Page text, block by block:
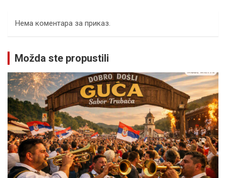
Нема коментара за приказ.
Možda ste propustili